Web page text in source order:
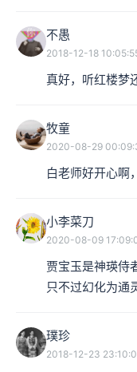
不愚
2018-12-18
真好，听红楼梦
牧童
2020-08-29
白老师好开心啊
小李菜刀
2020-08-09
贾宝玉是神瑛侍
只不过幻化为通
璞珍
2018-12-23